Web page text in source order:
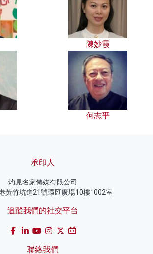
陳妙霞
何志平
承印人
灼見名家傳媒有限公司
黃竹坑道21號環匯廣場10樓1002室
追蹤我們的社交平台
聯絡我們